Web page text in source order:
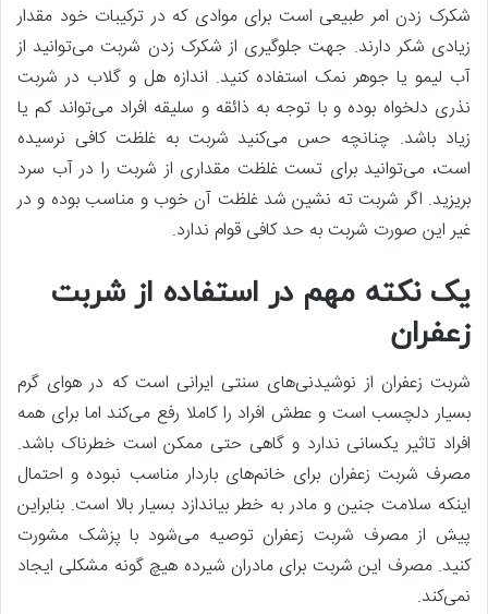
شکرک زدن امر طبیعی است برای موادی که در ترکیبات خود مقدار
زیادی شکر دارند. جهت جلوگیری از شکرک زدن شربت می‌توانید از
آب لیمو یا جوهر نمک استفاده کنید. اندازه هل و گلاب در شربت
نذری دلخواه بوده و با توجه به ذائقه و سلیقه افراد می‌تواند کم یا
زیاد باشد. چنانچه حس می‌کنید شربت به غلظت کافی نرسیده
است، می‌توانید برای تست غلظت مقداری از شربت را در آب سرد
بریزید. اگر شربت ته نشین شد غلظت آن خوب و مناسب بوده و در
غیر این صورت شربت به حد کافی قوام ندارد.
یک نکته مهم در استفاده از شربت
زعفران
شربت زعفران از نوشیدنی‌های سنتی ایرانی است که در هوای گرم
بسیار دلچسب است و عطش افراد را کاملا رفع می‌کند اما برای همه
افراد تاثیر یکسانی ندارد و گاهی حتی ممکن است خطرناک باشد.
مصرف شربت زعفران برای خانم‌های باردار مناسب نبوده و احتمال
اینکه سلامت جنین و مادر به خطر بیاندازد بسیار بالا است. بنابراین
پیش از مصرف شربت زعفران توصیه می‌شود با پزشک مشورت
کنید. مصرف این شربت برای مادران شیرده هیچ گونه مشکلی ایجاد
نمی‌کند.